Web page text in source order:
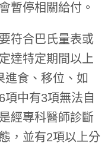
暫停相關給付。
符合巴氏量表或
達特定期間以上
進食、移位、如
中有3項無法自
經專科醫師診斷
，並有2項以上分